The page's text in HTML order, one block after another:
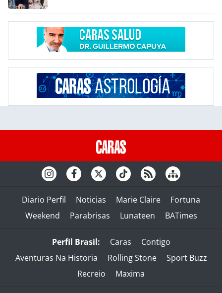
Diario Perfil Noticias Marie Claire
Fortuna
Weekend
Parabrisas Lunateen BATimes
Perfil Brasil: Caras
Contigo
Aventuras Na Historia
Rolling Stone
Sport Buzz
Recreio
Maxima